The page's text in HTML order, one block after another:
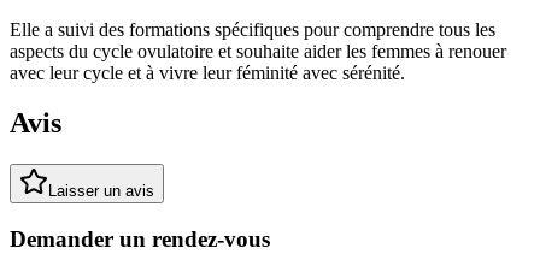
Elle a suivi des formations spécifiques pour comprendre tous les
aspects du cycle ovulatoire et souhaite aider les femmes à renouer
avec leur cycle et à vivre leur féminité avec sérénité.
Avis
Laisser un avis
Demander un rendez-vous